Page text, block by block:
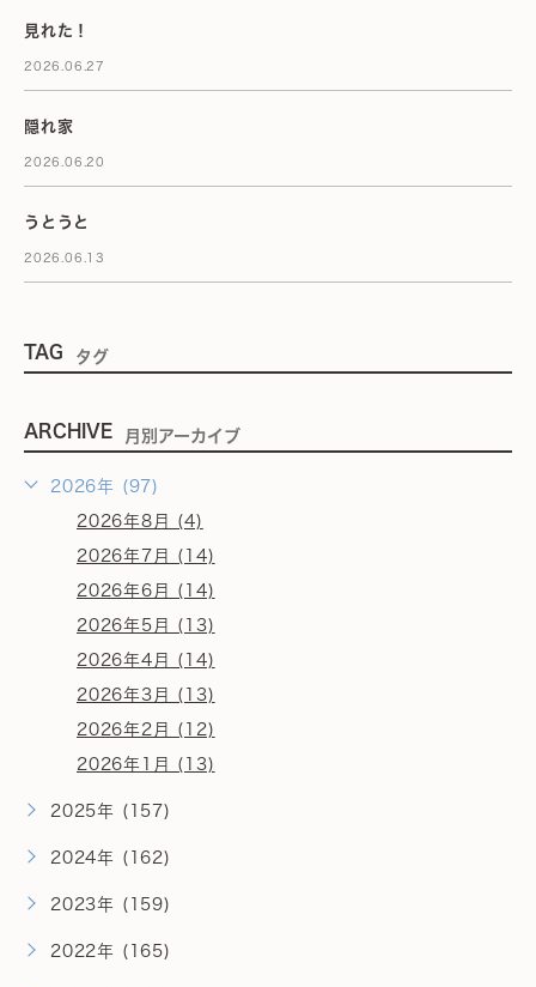
見れた！
2026.06.27
隠れ家
2026.06.20
うとうと
2026.06.13
TAG タグ
ARCHIVE 月別アーカイブ
2026年 (97)
2026年8月 (4)
2026年7月 (14)
2026年6月 (14)
2026年5月 (13)
2026年4月 (14)
2026年3月 (13)
2026年2月 (12)
2026年1月 (13)
2025年 (157)
2024年 (162)
2023年 (159)
2022年 (165)